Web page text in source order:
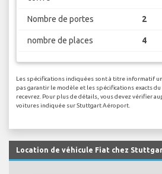
Nombre de portes 2
nombre de places 4
Les spécifications indiquées sont à titre informatif
pas garantir le modèle et les spécifications exacts
recevrez. Pour plus de détails, vous devez vérifier
voitures indiquée sur Stuttgart Aéroport.
Location de véhicule Fiat chez